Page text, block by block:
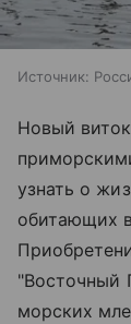
Источник:
Новый
узнать о
обитающих
"Восточный
морских